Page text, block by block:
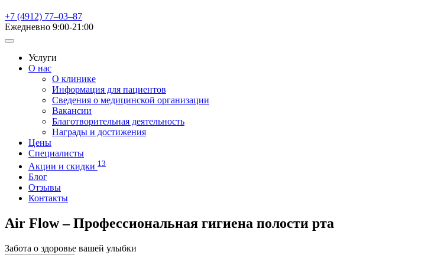
+7 (4912) 77‒03‒87
Ежедневно 9:00-21:00
Услуги
О нас
О клинике
Информация для пациентов
Сведения о медицинской организации
Вакансии
Благотворительная деятельность
Награды и достижения
Цены
Специалисты
Акции и скидки 13
Блог
Отзывы
Контакты
Air Flow – Профессиональная гигиена полости рта
Забота о здоровье вашей улыбки